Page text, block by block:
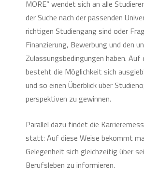
MORE“ wendet sich an alle
der Suche nach der passenden
richtigen Studiengang sind oder
Finanzierung, Bewerbung und den
Zulassungsbedingungen haben. Auf
besteht die Möglichkeit sich
und so einen Überblick über
perspektiven zu gewinnen.
Parallel dazu findet die
statt: Auf diese Weise bekommt
Gelegenheit sich gleichzeitig über
Berufsleben zu informieren.